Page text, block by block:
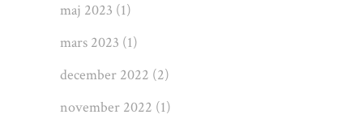
maj 2023 (1)
mars 2023 (1)
december 2022 (2)
november 2022 (1)